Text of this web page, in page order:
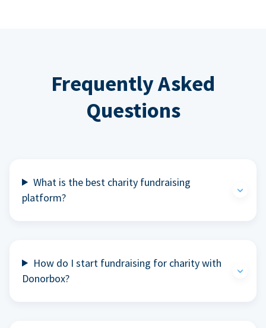
Frequently Asked
Questions
What is the best charity fundraising
platform?
How do I start fundraising for charity with
Donorbox?